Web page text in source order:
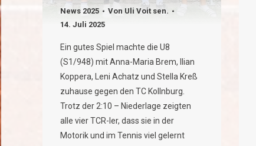
News 2025 Von Uli Voit sen.
14. Juli 2025
Ein gutes Spiel machte die U8
(S1/948) mit Anna-Maria Brem, Ilian
Koppera, Leni Achatz und Stella Kreß
zuhause gegen den TC Kollnburg.
Trotz der 2:10 – Niederlage zeigten
alle vier TCR-ler, dass sie in der
Motorik und im Tennis viel gelernt